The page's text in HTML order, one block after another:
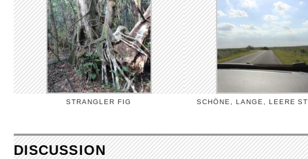
STRANGLER FIG SCHÖNE, LANGE, LEERE
DISCUSSION